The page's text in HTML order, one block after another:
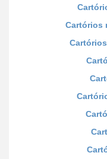
Cartórios